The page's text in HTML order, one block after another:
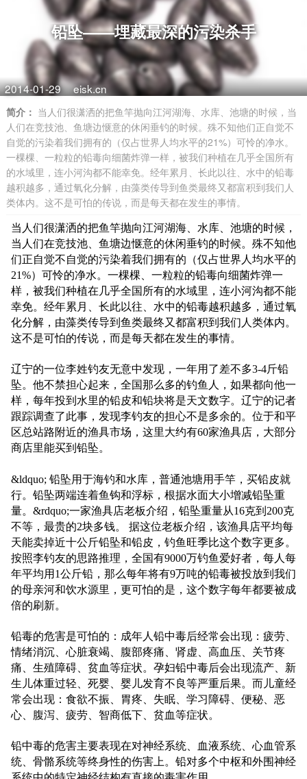
铅坠——埋藏最深的污染杀手
2014-01-29 eisk.cn
简介： 当人们很潇洒的把鱼竿抛向江河湖海、水库、池塘的时候，当
人们在竞技池、鱼塘边惬意的休闲垂钓的时候。殊不知他们正自觉不
自觉的污染着我们拥有的（仅占世界人均水平的21%）可怜的净水。
一棵棵、一粒粒的铅毒向细菌炸弹一样，被我们种植在几乎全国所有
的水域里，连小河沟都不能幸免。经年累月、长此以往、水中的铅毒
越积越多，通过氧化分解，由藻类传导到鱼类最终又都富积到我们人
类体内。这不是可怕的传说，而是每天都在发生的事情。
当人们很潇洒的把鱼竿抛向江河湖海、水库、池塘的时候，
当人们在竞技池、鱼塘边惬意的休闲垂钓的时候。殊不知他
们正自觉不自觉的污染着我们拥有的（仅占世界人均水平的
21%）可怜的净水。一棵棵、一粒粒的铅毒向细菌炸弹一
样，被我们种植在几乎全国所有的水域里，连小河沟都不能
幸免。经年累月、长此以往、水中的铅毒越积越多，通过氧
化分解，由藻类传导到鱼类最终又都富积到我们人类体内。
这不是可怕的传说，而是每天都在发生的事情。
辽宁的一位李姓钓友无意中发现，一年用了差不多3-4斤铅
坠。他不禁担心起来，全国那么多的钓鱼人，如果都向他一
样，每年投到水里的铅皮和铅块将是天文数字。辽宁的记者
跟踪调查了此事，发现李钓友的担心不是多余的。位于和平
区总站路附近的渔具市场，这里大约有60家渔具店，大部分
商店里能买到铅坠。
&ldquo; 铅坠用于海钓和水库，普通池塘用手竿，买铅皮就
行。铅坠两端连着鱼钩和浮标，根据水面大小增减铅坠重
量。&rdquo;一家渔具店老板介绍，铅坠重量从16克到200克
不等，最贵的2块多钱。 据这位老板介绍，该渔具店平均每
天能卖掉近十公斤铅坠和铅皮，钓鱼旺季比这个数字更多。
按照李钓友的思路推理，全国有9000万钓鱼爱好者，每人每
年平均用1公斤铅，那么每年将有9万吨的铅毒被投放到我们
的母亲河和饮水源里，更可怕的是，这个数字每年都要被成
倍的刷新。
铅毒的危害是可怕的：成年人铅中毒后经常会出现：疲劳、
情绪消沉、心脏衰竭、腹部疼痛、肾虚、高血压、关节疼
痛、生殖障碍、贫血等症状。孕妇铅中毒后会出现流产、新
生儿体重过轻、死婴、婴儿发育不良等严重后果。而儿童经
常会出现：食欲不振、胃疼、失眠、学习障碍、便秘、恶
心、腹泻、疲劳、智商低下、贫血等症状。
铅中毒的危害主要表现在对神经系统、血液系统、心血管系
统、骨骼系统等终身性的伤害上。铅对多个中枢和外围神经